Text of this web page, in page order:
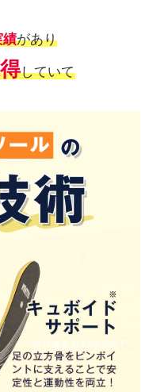
績があり
していて